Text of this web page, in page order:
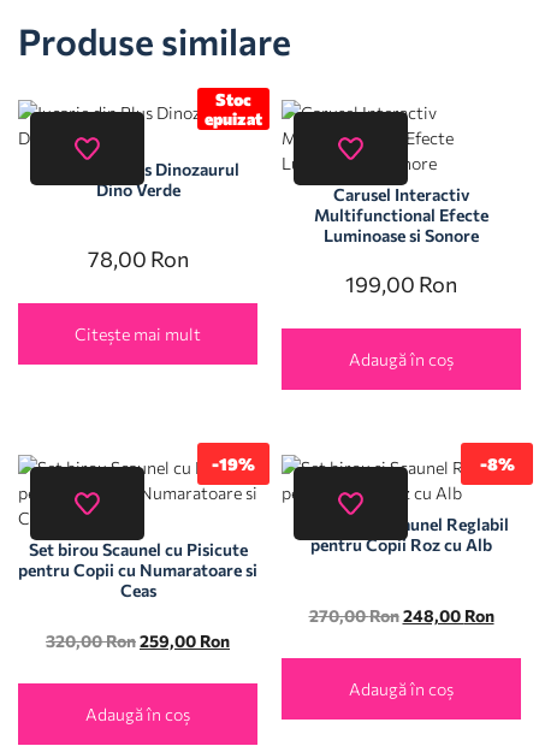
Produse similare
Stoc
epuizat
Jucarie din Plus Dinozaurul
Dino Verde
78,00 Ron
Citește mai mult
Carusel Interactiv
Multifunctional Efecte
Luminoase si Sonore
199,00 Ron
Adaugă în coș
-19%
Set birou Scaunel cu Pisicute
pentru Copii cu Numaratoare si
Ceas
320,00Ron259,00 Ron
Adaugă în coș
-8%
Set birou si Scaunel Reglabil
pentru Copii Roz cu Alb
270,00Ron 248,00 Ron
Adaugă în coș